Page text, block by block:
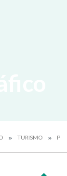
TURISMO